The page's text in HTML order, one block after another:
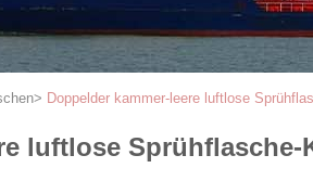
> Doppelder kammer-leere luftlose
luftlose